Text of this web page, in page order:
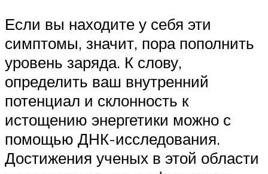
Если вы находите у себя эти
симптомы, значит, пора пополнить
уровень заряда. К слову,
определить ваш внутренний
потенциал и склонность к
истощению энергетики можно с
помощью ДНК-исследования.
Достижения ученых в этой области